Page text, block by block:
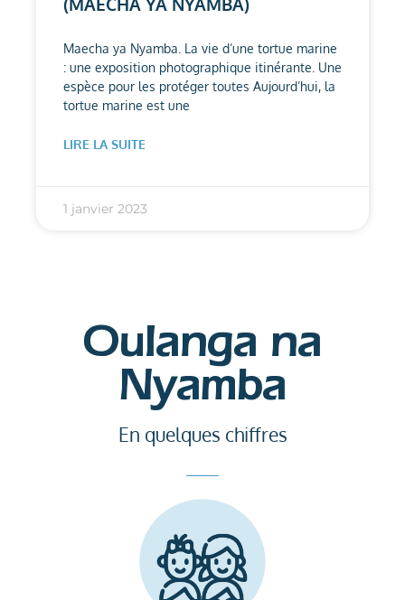
Maecha ya Nyamba. La vie d’une tortue marine
: une exposition photographique itinérante. Une
espèce pour les protéger toutes Aujourd’hui, la
tortue marine est une
LIRE LA SUITE
1 janvier 2023
Oulanga na
Nyamba
En quelques chiffres